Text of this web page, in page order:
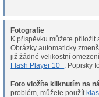
Fotografie
K příspěvku můžete přiložit
Obrázky automaticky
Flash Player 10+ . Popisky
Foto vložíte kliknutím na
problém, můžete použít